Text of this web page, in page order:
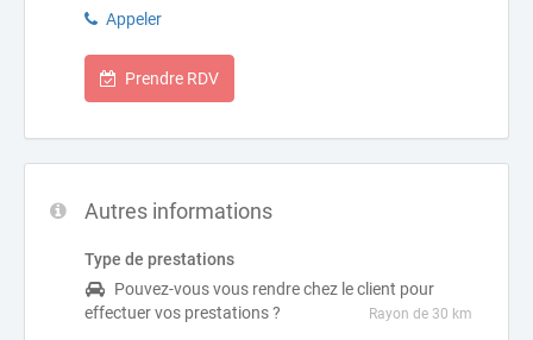
Appeler
Prendre RDV
Autres informations
Type de prestations
Pouvez-vous vous rendre chez le client pour
effectuer vos prestations ?
Rayon de 30 km